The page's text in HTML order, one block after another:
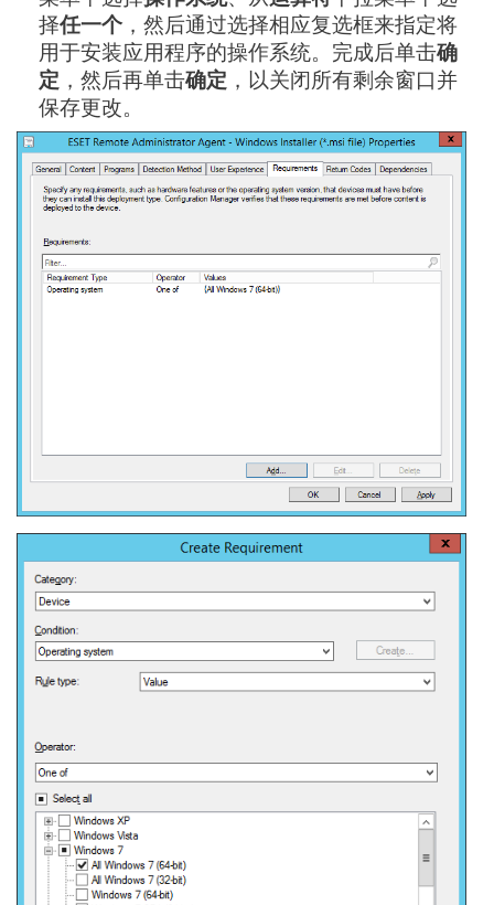
择任一个 ，然后通过选择相应复选框来指定将
用于安装应用程序的操作系统。完成后单击确
定 ，然后再单击确定 ，以关闭所有剩余窗口并
保存更改。